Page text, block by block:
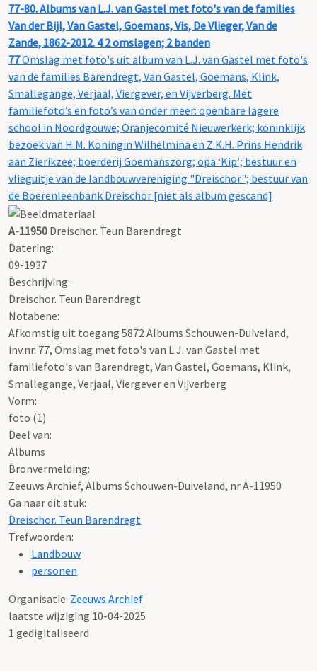
77-80. Albums van L.J. van Gastel met foto's van de families
Van der Bijl, Van Gastel, Goemans, Vis, De Vlieger, Van de
Zande, 1862-2012. 4 2 omslagen; 2 banden
77Omslag met foto's uit album van L.J. van Gastel met foto's
van de families Barendregt, Van Gastel, Goemans, Klink,
Smallegange, Verjaal, Viergever, en Vijverberg. Met
familiefoto’s en foto’s van onder meer: openbare lagere
school in Noordgouwe; Oranjecomité Nieuwerkerk; koninklijk
bezoek van H.M. Koningin Wilhelmina en Z.K.H. Prins Hendrik
aan Zierikzee; boerderij Goemanszorg; opa ‘Kip’; bestuur en
vlieguitje van de landbouwvereniging "Dreischor"; bestuur van
de Boerenleenbank Dreischor [niet als album gescand]
A-11950 Dreischor. Teun Barendregt
Datering:
09-1937
Beschrijving:
Dreischor. Teun Barendregt
Notabene:
Afkomstig uit toegang 5872 Albums Schouwen-Duiveland,
inv.nr. 77, Omslag met foto's van L.J. van Gastel met
familiefoto's van Barendregt, Van Gastel, Goemans, Klink,
Smallegange, Verjaal, Viergever en Vijverberg
Vorm:
foto (1)
Deel van:
Albums
Bronvermelding:
Zeeuws Archief, Albums Schouwen-Duiveland, nr A-11950
Ga naar dit stuk:
Dreischor. Teun Barendregt
Trefwoorden:
Landbouw
personen
Organisatie: Zeeuws Archief
laatste wijziging 10-04-2025
1 gedigitaliseerd